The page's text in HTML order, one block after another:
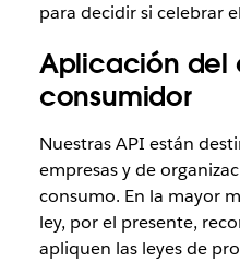
para decidir si celebrar
Aplicación del
consumidor
Nuestras API están
empresas y de
consumo. En la mayor
ley, por el presente,
apliquen las leyes de